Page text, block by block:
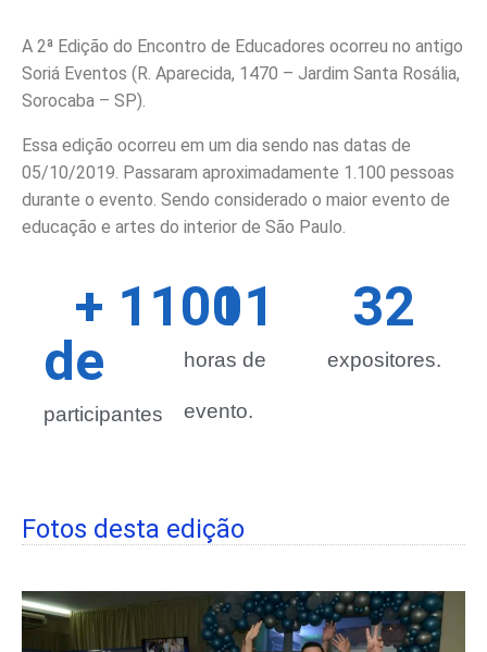
A 2ª Edição do Encontro de Educadores ocorreu no antigo
Soriá Eventos (R. Aparecida, 1470 – Jardim Santa Rosália,
Sorocaba – SP).
Essa edição ocorreu em um dia sendo nas datas de
05/10/2019. Passaram aproximadamente 1.100 pessoas
durante o evento. Sendo considerado o maior evento de
educação e artes do interior de São Paulo.
participantes
+
de
1100
horas de
evento.
11
expositores.
36
Fotos desta edição